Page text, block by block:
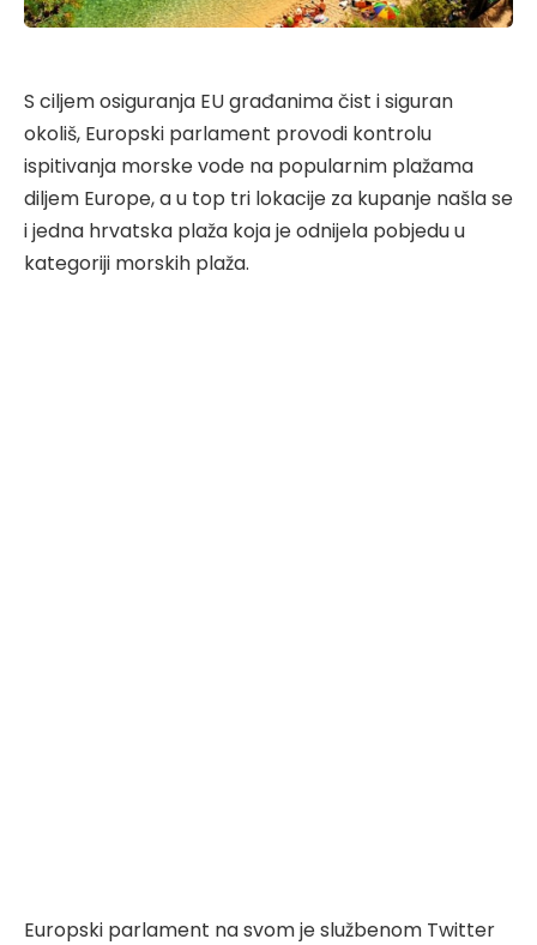
S ciljem osiguranja EU građanima čist i siguran
okoliš, Europski parlament provodi kontrolu
ispitivanja morske vode na popularnim plažama
diljem Europe, a u top tri lokacije za kupanje našla se
i jedna hrvatska plaža koja je odnijela pobjedu u
kategoriji morskih plaža.
Europski parlament na svom je službenom Twitter